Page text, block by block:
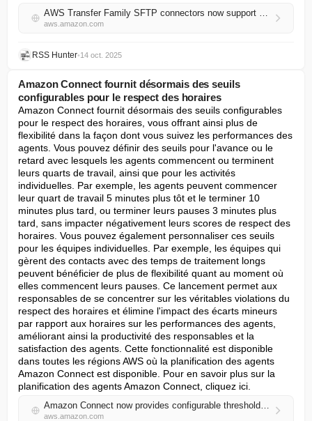
AWS Transfer Family SFTP connectors now support VPC-based connectivity
aws.amazon.com
RSS Hunter•14 oct. 2025
Amazon Connect fournit désormais des seuils
configurables pour le respect des horaires
Amazon Connect fournit désormais des seuils configurables
pour le respect des horaires, vous offrant ainsi plus de
flexibilité dans la façon dont vous suivez les performances des
agents. Vous pouvez définir des seuils pour l'avance ou le
retard avec lesquels les agents commencent ou terminent
leurs quarts de travail, ainsi que pour les activités
individuelles. Par exemple, les agents peuvent commencer
leur quart de travail 5 minutes plus tôt et le terminer 10
minutes plus tard, ou terminer leurs pauses 3 minutes plus
tard, sans impacter négativement leurs scores de respect des
horaires. Vous pouvez également personnaliser ces seuils
pour les équipes individuelles. Par exemple, les équipes qui
gèrent des contacts avec des temps de traitement longs
peuvent bénéficier de plus de flexibilité quant au moment où
elles commencent leurs pauses. Ce lancement permet aux
responsables de se concentrer sur les véritables violations du
respect des horaires et élimine l'impact des écarts mineurs
par rapport aux horaires sur les performances des agents,
améliorant ainsi la productivité des responsables et la
satisfaction des agents. Cette fonctionnalité est disponible
dans toutes les régions AWS où la planification des agents
Amazon Connect est disponible. Pour en savoir plus sur la
planification des agents Amazon Connect, cliquez ici.
Amazon Connect now provides configurable thresholds for schedule adherence
aws.amazon.com